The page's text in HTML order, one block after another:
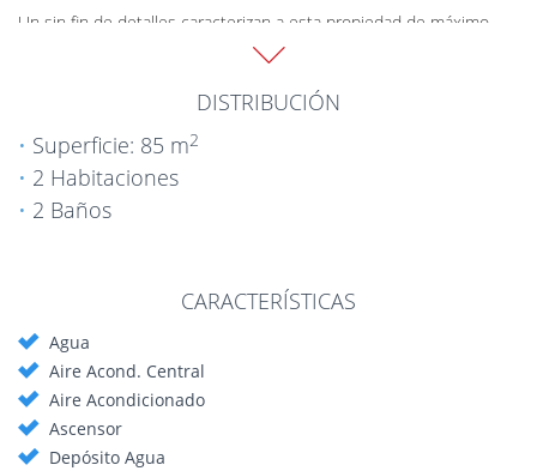
Un sin fin de detalles caracterizan a esta propiedad de máximo
nivel, pudiendo entrar a vivir inmediatamente.
DISTRIBUCIÓN
Superficie: 85 m2
2 Habitaciones
2 Baños
CARACTERÍSTICAS
Agua
Aire Acond. Central
Aire Acondicionado
Ascensor
Depósito Agua